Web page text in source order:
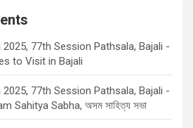
77th Session Pathsala, Bajali -
to Visit in Bajali
77th Session Pathsala, Bajali -
Sahitya Sabha, অসম সাহিত্য সভা